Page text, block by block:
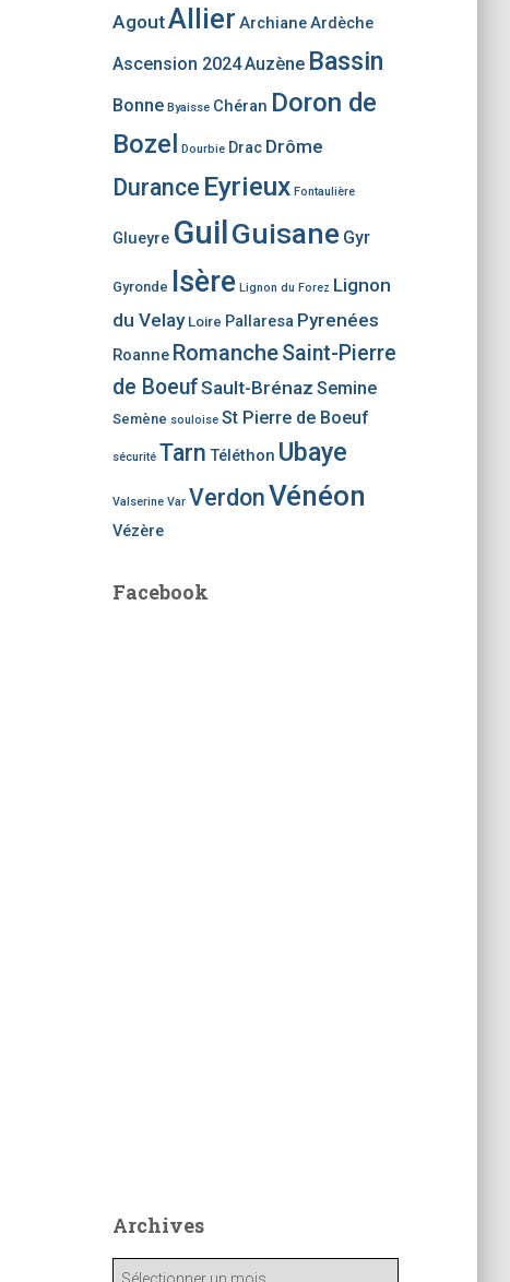
AgoutAllier ArchianeArdèche
Ascension 2024Auzène Bassin
Bonne Byaisse Chéran Doron de
Bozel
Dourbie Drac Drôme
Durance Eyrieux Fontaulière
Glueyre Guil Guisane Gyr
Gyronde Isère Lignon du Forez Lignon
du Velay Loire Pallaresa Pyrenées
Roanne RomancheSaint-Pierre
de BoeufSault-Brénaz Semine
Semène souloise St Pierre de Boeuf
sécurité Tarn Téléthon Ubaye
Valserine Var VerdonVénéon
Vézère
Facebook
Archives